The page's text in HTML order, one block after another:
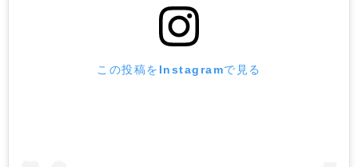
この投稿をInstagramで見る